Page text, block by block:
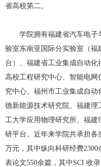
省高校第二。
学院拥有福建省汽车电子
验室东南亚国际分实验室（福
台）、福建省工业集成自动
高校工程研究中心、智能电
究中心、福州市工业集成自
德新能源技术研究院、福建
工大学应用物理研究所、福
研平台。近年来学院共承担各
万元，其中纵向科研经费2300
表论文550余篇，其中 SCI 收录